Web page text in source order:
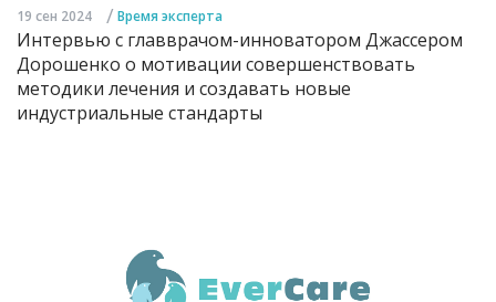
19 сен 2024 / Время эксперта
Интервью с главврачом-инноватором Джассером
Дорошенко о мотивации совершенствовать
методики лечения и создавать новые
индустриальные стандарты